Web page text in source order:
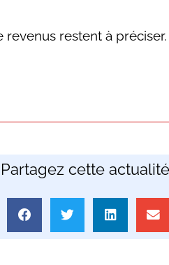
revenus restent à préciser.
Partagez cette